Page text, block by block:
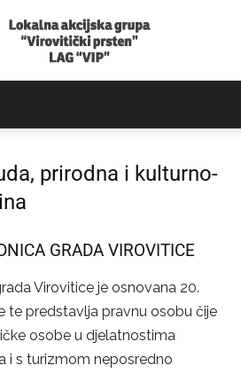
prsten
prirodna i kulturno-
GRADA VIROVITICE
Virovitice je osnovana 20.
te predstavlja pravnu osobu čije
osobe u djelatnostima
i s turizmom neposredno